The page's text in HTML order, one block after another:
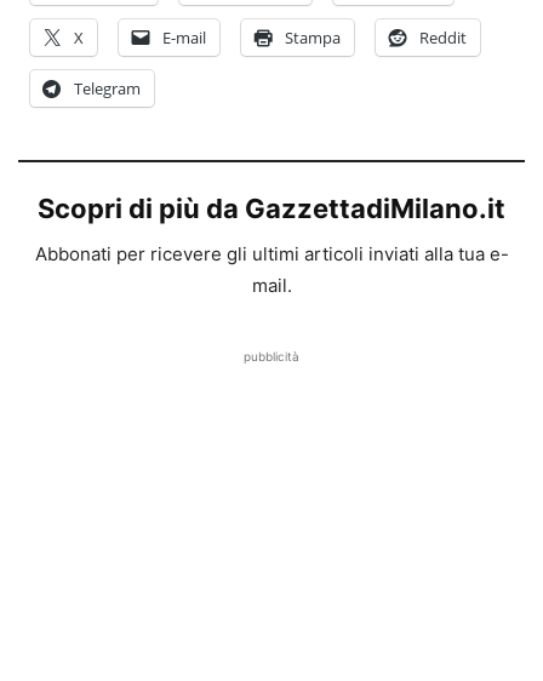
X E-mail Stampa Reddit
Telegram
Scopri di più da GazzettadiMilano.it
Abbonati per ricevere gli ultimi articoli inviati alla tua e-
mail.
pubblicità